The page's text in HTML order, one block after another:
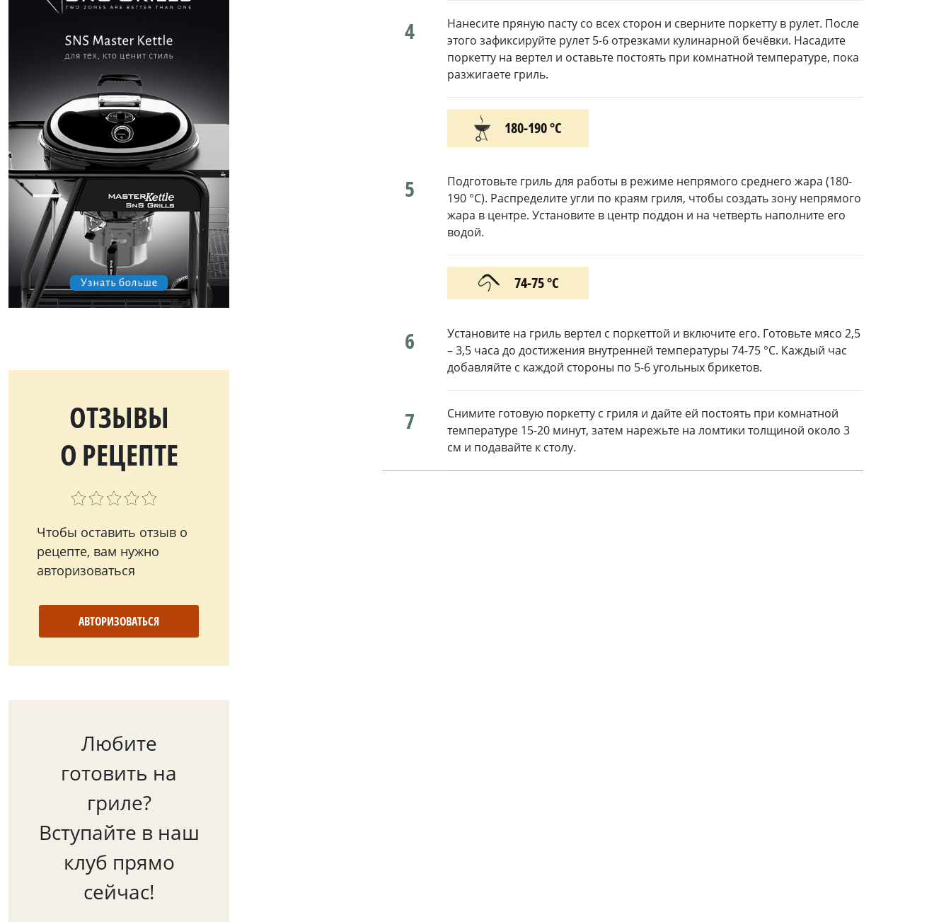
ОТЗЫВЫ
О РЕЦЕПТЕ
Чтобы оставить отзыв о
рецепте, вам нужно
авторизоваться
АВТОРИЗОВАТЬСЯ
Любите
готовить на
гриле?
Вступайте в наш
клуб прямо
сейчас!
4
Нанесите пряную пасту со всех сторон и сверните поркетту в рулет. После
этого зафиксируйте рулет 5-6 отрезками кулинарной бечёвки. Насадите
поркетту на вертел и оставьте постоять при комнатной температуре, пока
разжигаете гриль.
180-190 °С
5
Подготовьте гриль для работы в режиме непрямого среднего жара (180-
190 °C). Распределите угли по краям гриля, чтобы создать зону непрямого
жара в центре. Установите в центр поддон и на четверть наполните его
водой.
74-75 °С
6
Установите на гриль вертел с поркеттой и включите его. Готовьте мясо 2,5
– 3,5 часа до достижения внутренней температуры 74-75 °C. Каждый час
добавляйте с каждой стороны по 5-6 угольных брикетов.
7
Снимите готовую поркетту с гриля и дайте ей постоять при комнатной
температуре 15-20 минут, затем нарежьте на ломтики толщиной около 3
см и подавайте к столу.